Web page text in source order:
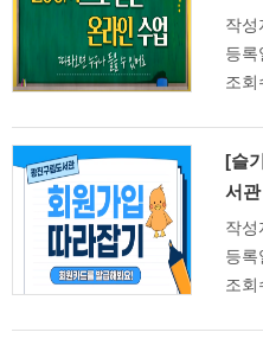
작성
등
조회
[슬
서
작성
등
조회